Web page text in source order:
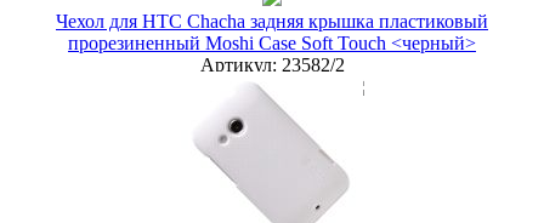
Чехол для HTC Chacha задняя крышка пластиковый
прорезиненный Moshi Case Soft Touch <черный>
Артикул: 23582/2
мелкий опт
опт
10 руб.
дилер
5 руб.
Новая цена
9 руб.
Наличие: